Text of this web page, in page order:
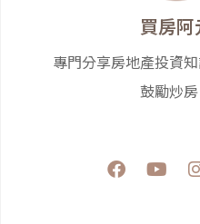
買房阿
專門分享房地產投資
鼓勵炒房
F
a
Y
o
I